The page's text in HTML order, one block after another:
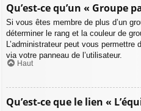
Qu’est-ce qu’un « Groupe
Si vous êtes membre de plus d’un
déterminer le rang et la couleur de
L’administrateur peut vous
via votre panneau de l’utilisateur.
Haut
Qu’est-ce que le lien «